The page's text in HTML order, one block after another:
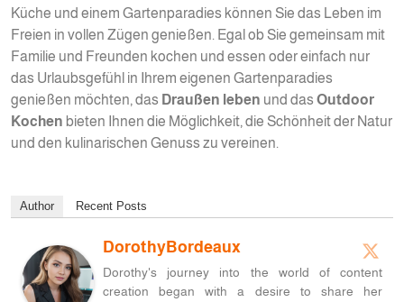
Küche und einem Gartenparadies können Sie das Leben im
Freien in vollen Zügen genießen. Egal ob Sie gemeinsam mit
Familie und Freunden kochen und essen oder einfach nur
das Urlaubsgefühl in Ihrem eigenen Gartenparadies
genießen möchten, das Draußen leben und das Outdoor
Kochen bieten Ihnen die Möglichkeit, die Schönheit der Natur
und den kulinarischen Genuss zu vereinen.
Author Recent Posts
DorothyBordeaux
Dorothy's journey into the world of content
creation began with a desire to share her